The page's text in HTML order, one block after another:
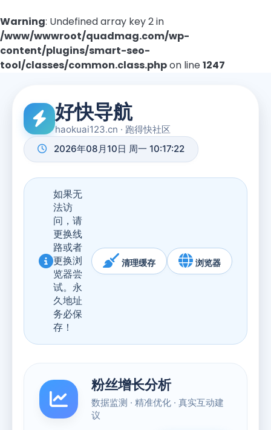
Warning: Undefined array key 2 in
/www/wwwroot/quadmag.com/wp-
content/plugins/smart-seo-
tool/classes/common.class.phpon line1247